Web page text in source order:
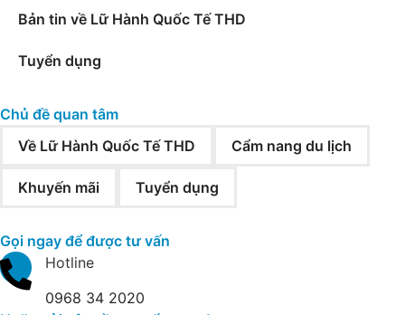
Bản tin về Lữ Hành Quốc Tế THD
Tuyển dụng
Chủ đề quan tâm
Về Lữ Hành Quốc Tế THD
Cẩm nang du lịch
Khuyến mãi Tuyển dụng
Gọi ngay để được tư vấn
Hotline
0968 34 2020